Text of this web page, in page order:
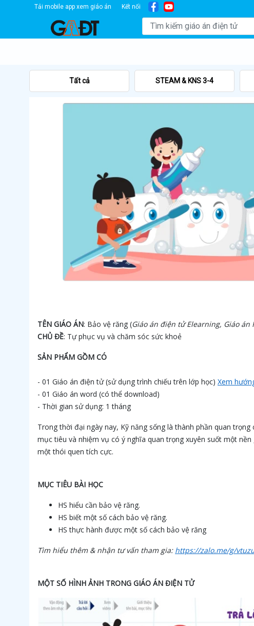
Tải mobile app xem giáo án Kết nối
Tất cả STEAM & KNS 3-4
TÊN GIÁO ÁN: Bảo vệ răng (Giáo án điện tử Elearning, Giáo án
CHỦ ĐỀ: Tự phục vụ và chăm sóc sức khoẻ
SẢN PHẨM GỒM CÓ
- 01 Giáo án điện tử (sử dụng trình chiếu trên lớp học) Xem
- 01 Giáo án word (có thể download)
- Thời gian sử dụng: 1 tháng
Trong thời đại ngày nay, Kỹ năng sống là thành phần quan
mục tiêu và nhiệm vụ có ý nghĩa quan trọng xuyên suốt một
một thói quen tích cực.
MỤC TIÊU BÀI HỌC
HS hiểu cần bảo vệ răng.
HS biết một số cách bảo vệ răng.
HS thực hành được một số cách bảo vệ răng
Tìm hiểu thêm & nhận tư vấn tham gia: https://zalo.me/g/
MỘT SỐ HÌNH ẢNH TRONG GIÁO ÁN ĐIỆN TỬ